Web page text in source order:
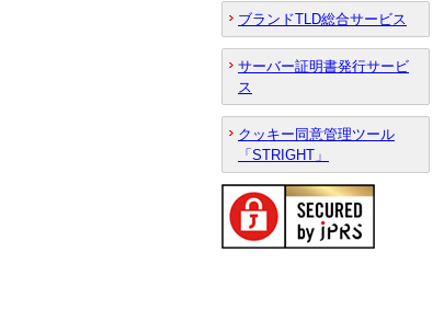
ブランドTLD総合サービス
サーバー証明書発行サービ
ス
クッキー同意管理ツール
「STRIGHT」